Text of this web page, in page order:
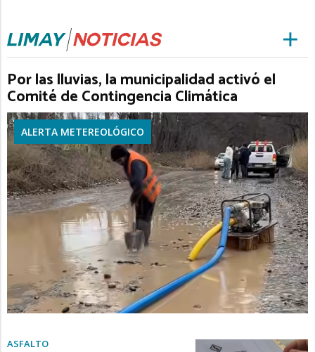
Por las lluvias, la municipalidad activó el
Comité de Contingencia Climática
ALERTA METEREOLÓGICO
ASFALTO